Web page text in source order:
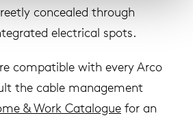
concealed through
electrical spots.
compatible with every Arco
the cable management
& Work Catalogue for an